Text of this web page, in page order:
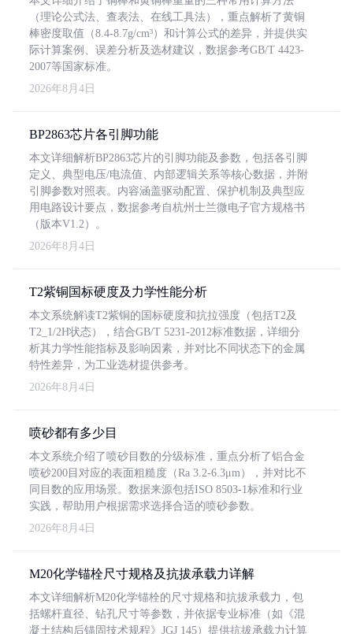
（理论公式法、查表法、在线工具法），重点解析了黄铜
棒密度取值（8.4-8.7g/cm³）和计算公式的差异，并提供实
际计算案例、误差分析及选材建议，数据参考GB/T 4423-
2007等国家标准。
2026年8月4日
BP2863芯片各引脚功能
本文详细解析BP2863芯片的引脚功能及参数，包括各引脚
定义、典型电压/电流值、内部逻辑关系等核心数据，并附
引脚参数对照表。内容涵盖驱动配置、保护机制及典型应
用电路设计要点，数据参考自杭州士兰微电子官方规格书
（版本V1.2）。
2026年8月4日
T2紫铜国标硬度及力学性能分析
本文系统解读T2紫铜的国标硬度和抗拉强度（包括T2及
T2_1/2H状态），结合GB/T 5231-2012标准数据，详细分
析其力学性能指标及影响因素，并对比不同状态下的金属
特性差异，为工业选材提供参考。
2026年8月4日
喷砂都有多少目
本文系统介绍了喷砂目数的分级标准，重点分析了铝合金
喷砂200目对应的表面粗糙度（Ra 3.2-6.3μm），并对比不
同目数的应用场景。数据来源包括ISO 8503-1标准和行业
实践，帮助用户根据需求选择合适的喷砂参数。
2026年8月4日
M20化学锚栓尺寸规格及抗拔承载力详解
本文详细解析M20化学锚栓的尺寸规格和抗拔承载力，包
括螺杆直径、钻孔尺寸等参数，并依据专业标准（如《混
凝土结构后锚固技术规程》JGJ 145）提供抗拔承载力计算